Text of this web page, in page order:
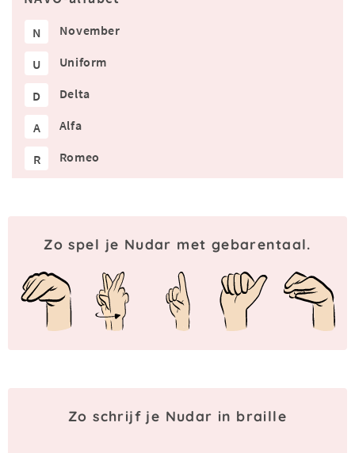
N November
U Uniform
D Delta
A Alfa
R Romeo
Zo spel je Nudar met gebarentaal.
Zo schrijf je Nudar in braille